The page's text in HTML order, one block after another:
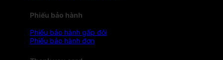
Phiếu bảo hành
Phiếu bảo hành gấp đôi
Phiếu bảo hành đơn